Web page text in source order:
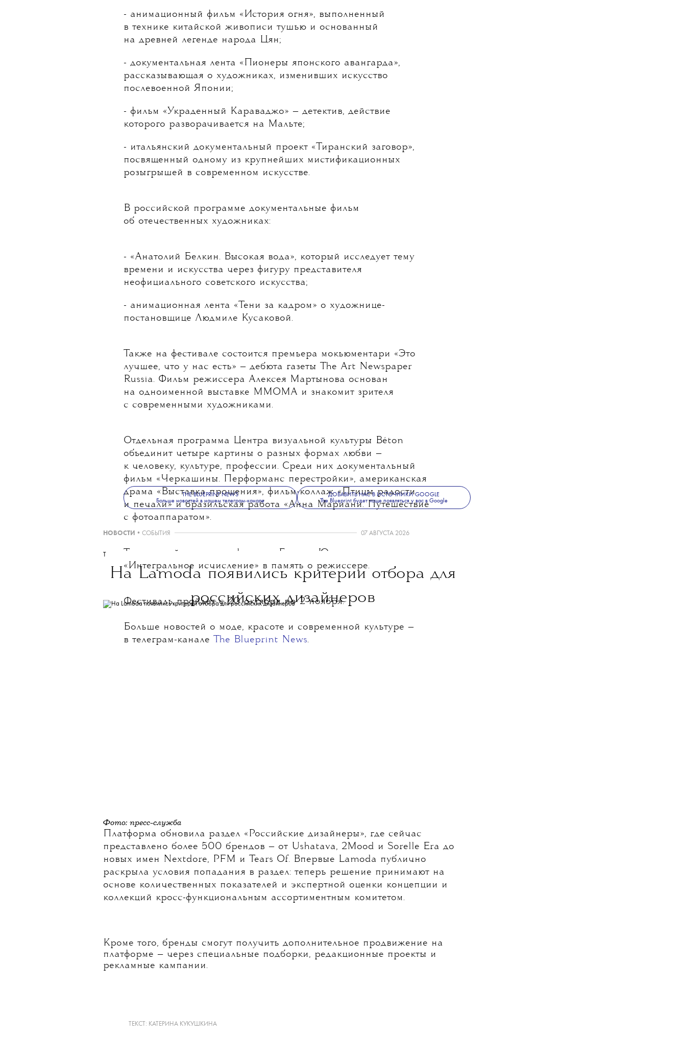
- анимационный фильм «История огня», выполненный
в технике китайской живописи тушью и основанный
на древней легенде народа Цян;
- документальная лента «Пионеры японского авангарда»,
рассказывающая о художниках, изменивших искусство
послевоенной Японии;
- фильм «Украденный Караваджо» — детектив, действие
которого разворачивается на Мальте;
- итальянский документальный проект «Тиранский заговор»,
посвященный одному из крупнейших мистификационных
розыгрышей в современном искусстве.
В российской программе документальные фильм
об отечественных художниках:
- «Анатолий Белкин. Высокая вода», который исследует тему
времени и искусства через фигуру представителя
неофициального советского искусства;
- анимационная лента «Тени за кадром» о художнице-
постановщице Людмиле Кусаковой.
Также на фестивале состоится премьера мокьюментари «Это
лучшее, что у нас есть» — дебюта газеты The Art Newspaper
Russia. Фильм режиссера Алексея Мартынова основан
на одноименной выставке ММОМА и знакомит зрителя
с современными художниками.
Отдельная программа Центра визуальной культуры Béton
объединит четыре картины о разных формах любви —
к человеку, культуре, профессии. Среди них документальный
фильм «Черкашины. Перформанс перестройки», американская
драма «Выставка прощения», фильм-коллаж «Птицы радости
и печали» и бразильская работа «Анна Мариани. Путешествие
с фотоаппаратом».
Также пройдут показы фильмов Бориса Юхананова
«Интегральное исчисление» в память о режиссере.
Фестиваль пройдет с 20 октября по 2 ноября.
Больше новостей о моде, красоте и современной культуре —
в телеграм-канале
The Blueprint News.
THE BLUEPRINT NEWS
Больше новостей в нашем телеграм-канале
ДОБАВИТЬ НАС В ИСТОЧНИКИ GOOGLE
The Blueprint будет чаще появляться у вас в Google
НОВОСТИ • СОБЫТИЯ 07 АВГУСТА 2026
На Lamoda появились критерии отбора для
российских дизайнеров
Фото: пресс-служба
Платформа обновила раздел «Российские дизайнеры», где сейчас
представлено более 500 брендов — от Ushatava, 2Mood и Sorelle Era до
новых имен Nextdore, PFM и Tears Of. Впервые Lamoda публично
раскрыла условия попадания в раздел: теперь решение принимают на
основе количественных показателей и экспертной оценки концепции и
коллекций кросс-функциональным ассортиментным комитетом.
Кроме того, бренды смогут получить дополнительное продвижение на
платформе — через специальные подборки, редакционные проекты и
рекламные кампании.
ТЕКСТ: КАТЕРИНА КУКУШКИНА